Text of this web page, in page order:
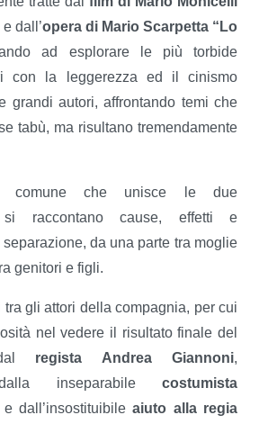
e dall’opera di Mario Scarpetta “Lo
ad esplorare le più torbide
con la leggerezza ed il cinismo
grandi autori, affrontando temi che
tabù, ma risultano tremendamente
comune che unisce le due
si raccontano cause, effetti e
da una parte tra moglie
genitori e figli.
gli attori della compagnia, per cui
nel vedere il risultato finale del
regista Andrea Giannoni,
dalla inseparabile costumista
e dall’insostituibileaiuto alla regia